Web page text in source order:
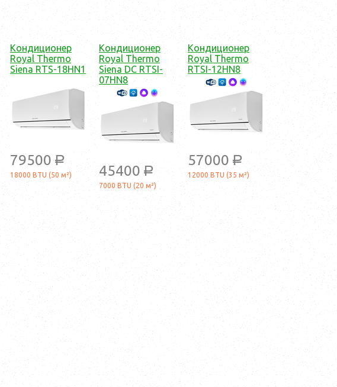
Кондиционер
Royal Thermo
Siena RTS-18HN1
79500 a
18000 BTU (50 м²)
Кондиционер
Royal Thermo
Siena DC RTSI-
07HN8
45400 a
7000 BTU (20 м²)
Кондиционер
Royal Thermo
RTSI-12HN8
57000 a
12000 BTU (35 м²)